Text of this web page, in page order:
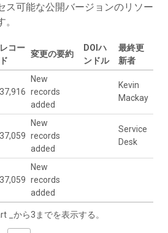
ス可能な公開バージョンのリソー
レコー
ド
変更の要約
DOIハ
ンドル
最終更
新者
37,916
New
records
added
Kevin
Mackay
37,059
New
records
added
Service
Desk
37,059
New
records
added
_から3までを表示する。